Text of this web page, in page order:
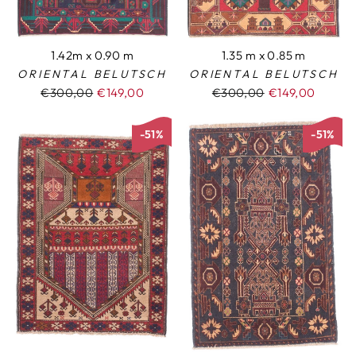
1.42m x 0.90 m
ORIENTAL BELUTSCH
Normaler
€300,00 Sonderpreis
€149,00
1.35 m x 0.85 m
ORIENTAL BELUTSCH
Normaler
€300,00 Sonderpreis
€149,00
-51% -51%